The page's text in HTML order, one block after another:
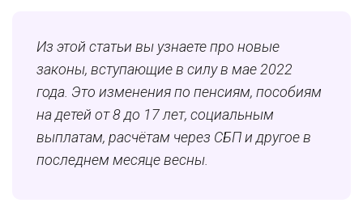
Из этой статьи вы узнаете про новые
законы, вступающие в силу в мае 2022
года. Это изменения по пенсиям, пособиям
на детей от 8 до 17 лет, социальным
выплатам, расчётам через СБП и другое в
последнем месяце весны.